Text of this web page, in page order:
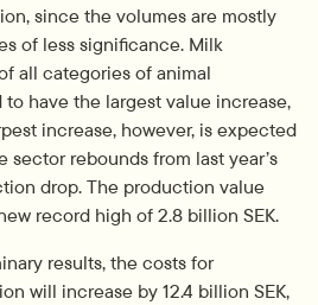
since the volumes are mostly
of less significance. Milk
all categories of animal
have the largest value increase,
increase, however, is expected
sector rebounds from last year’s
drop. The production value
record high of 2.8 billion SEK.
results, the costs for
will increase by 12.4 billion SEK,